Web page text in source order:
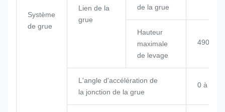
Système
de grue
Lien de la
grue
de la grue
Hauteur
maximale
de levage
4909
L'angle d'accélération de
la jonction de la grue
0 à 85°